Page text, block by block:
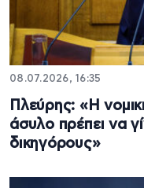
08.07.2026, 16:35
Πλεύρης: «Η
άσυλο πρέπει να
δικηγόρους»